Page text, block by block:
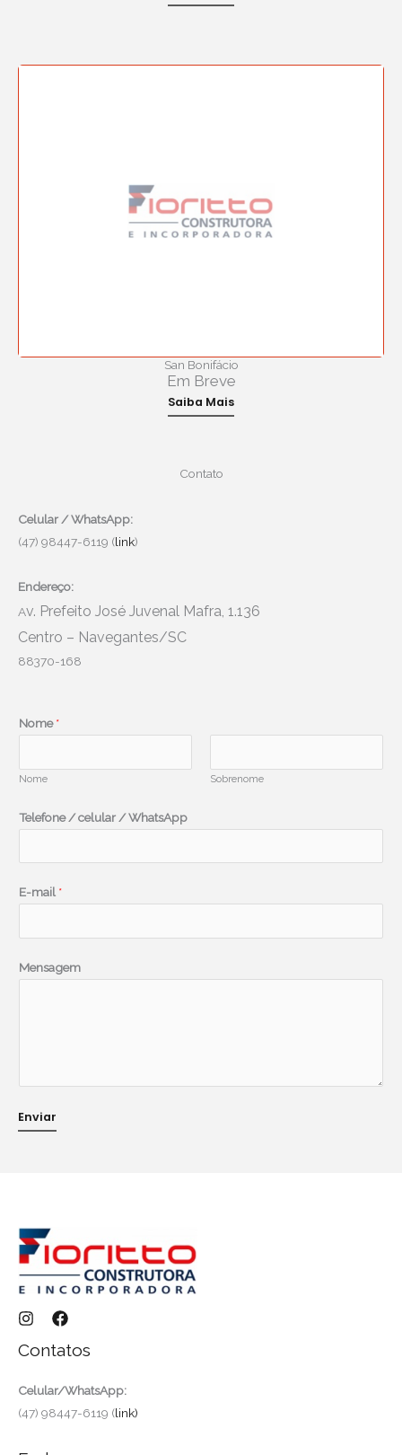
San Bonifácio
Em Breve
Saiba Mais
Contato
Celular / WhatsApp:
(47) 98447-6119 (link)
Endereço:
Av. Prefeito José Juvenal Mafra, 1.136
Centro – Navegantes/SC
88370-168
Nome*
Nome Sobrenome
Telefone / celular / WhatsApp
-
i
t
A
a
t
s
A
p
E-mail *
Mensagem
Enviar
Contatos
Celular/WhatsApp:
(47) 98447-6119 (link)